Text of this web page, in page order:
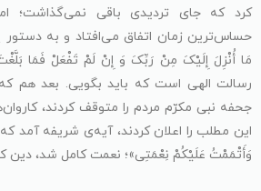
کرد که جای تردیدی باقی نمی‌گذاشت؛
حساس‌ترین زمان اتفاق می‌افتاد و به دستور
مَا أُنْزِلَ إِلَیْکَ مِنْ رَبِّکَ وَ إِنْ لَمْ تَفْعَلْ فَمَا
رسالت الهی است که باید بگویی. بعد هم
جحفه نبی مکرّم مردم را متوقف کردند،
این مطلب را اعلان کردند، آیه‌ی شریفه آمد
وَأَتْمَمْتُ عَلَیْکُمْ نِعْمَتِی»؛ نعمت کامل شد، دین